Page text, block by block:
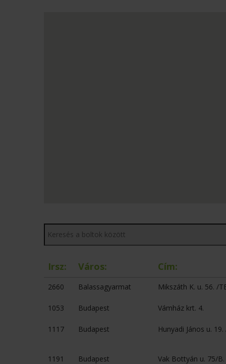
Irsz: Város: Cím:
2660 Balassagyarmat Mikszáth K. u. 56. /
1053 Budapest Vámház krt. 4.
1117 Budapest Hunyadi János u.
1191 Budapest Vak Bottyán u. 75/